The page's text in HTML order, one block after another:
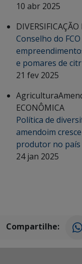
10 abr 2025
Conselho do
e pomares de
21 fev 2025
Agricultura
ECONÔMICA
Política de
amendoim
produtor no país
24 jan 2025
Compartilhe: